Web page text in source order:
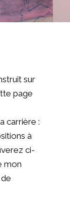
sur
page
carrière :
à
ci-
mon